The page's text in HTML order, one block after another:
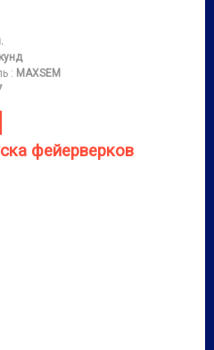
: MAXSEM
фейерверков